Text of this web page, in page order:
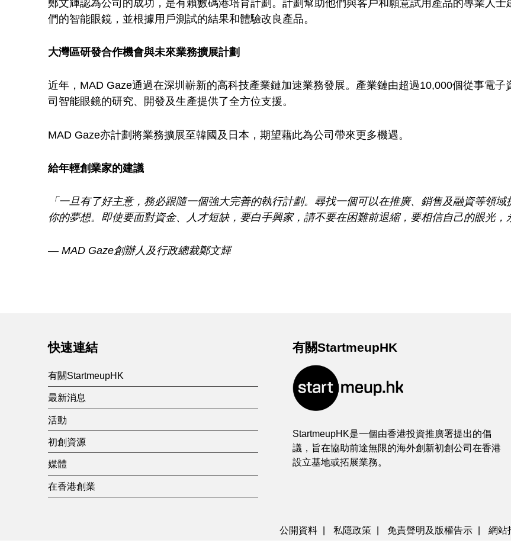
脫
穎
而
出
鄭文輝認為公司的成功，是有賴數碼港培育計劃。計劃幫助他們與客戶和願意試用產品的專業人
們的智能眼鏡，並根據用戶測試的結果和體驗改良產品。
大灣區研發合作機會與未來業務擴展計劃
近年，MAD Gaze通過在深圳嶄新的高科技產業鏈加速業務發展。產業鏈由超過10,000個從事電
司智能眼鏡的研究、開發及生產提供了全方位支援。
MAD Gaze亦計劃將業務擴展至韓國及日本，期望藉此為公司帶來更多機遇。
給年輕創業家的建議
「一旦有了好主意，務必跟隨一個強大完善的執行計劃。尋找一個可以在推廣、銷售及融資等領
你的夢想。即使要面對資金、人才短缺，要白手興家，請不要在困難前退縮，要相信自己的眼光，
— MAD Gaze創辦人及行政總裁鄭文輝
快速連結
有關StartmeupHK
最新消息
活動
初創資源
媒體
在香港創業
有關StartmeupHK
StartmeupHK是一個由香港投資推廣署提出的倡
議，旨在協助前途無限的海外創新初創公司在香港
設立基地或拓展業務。
公開資料 | 私隱政策 | 免責聲明及版權告示 | 網站